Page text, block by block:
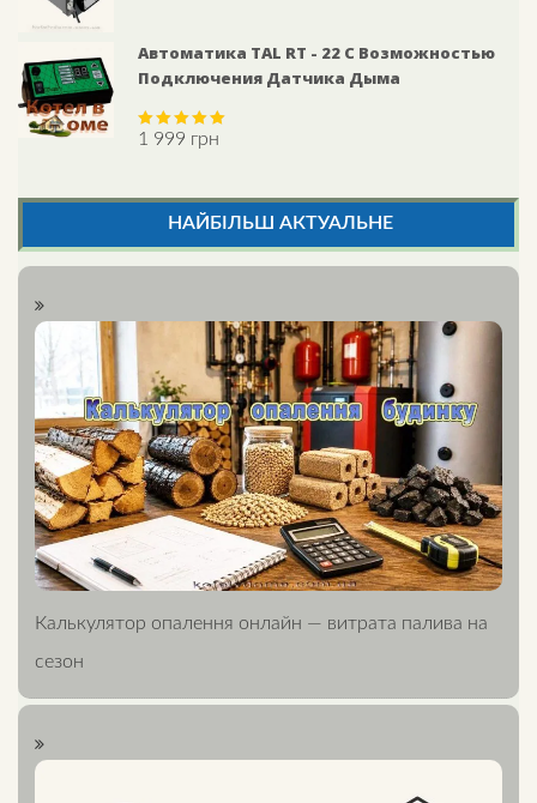
Автоматика TAL RT - 22 С Возможностью
Подключения Датчика Дыма
Rated 5.00
out of 5
1 999 грн
НАЙБІЛЬШ АКТУАЛЬНЕ
Калькулятор опалення онлайн — витрата палива на
сезон